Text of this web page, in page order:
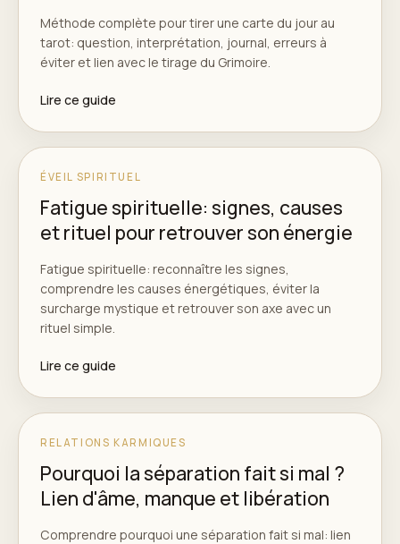
Méthode complète pour tirer une carte du jour au
tarot: question, interprétation, journal, erreurs à
éviter et lien avec le tirage du Grimoire.
Lire ce guide
ÉVEIL SPIRITUEL
Fatigue spirituelle: signes, causes
et rituel pour retrouver son énergie
Fatigue spirituelle: reconnaître les signes,
comprendre les causes énergétiques, éviter la
surcharge mystique et retrouver son axe avec un
rituel simple.
Lire ce guide
RELATIONS KARMIQUES
Pourquoi la séparation fait si mal ?
Lien d'âme, manque et libération
Comprendre pourquoi une séparation fait si mal: lien